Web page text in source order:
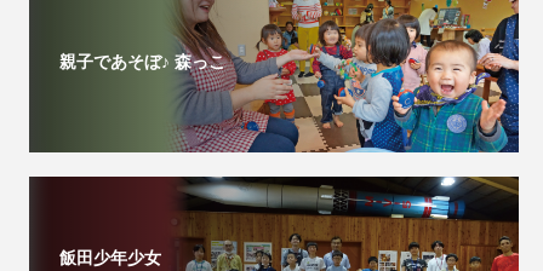
親子であそぼ♪ 森っこ
飯田少年少女